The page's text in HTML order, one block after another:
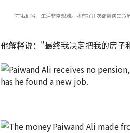
“在我们省，生活非常艰难。我有好几次都遭遇生
他解释说："最终我决定把我的房